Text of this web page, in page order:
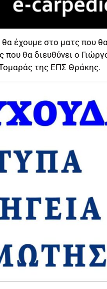
έχουμε στο ματς που
που θα διευθύνει ο
Τομαράς της ΕΠΣ Θράκης.